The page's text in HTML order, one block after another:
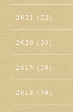
2021 (22)
2020 (35)
2019 (18)
2018 (38)